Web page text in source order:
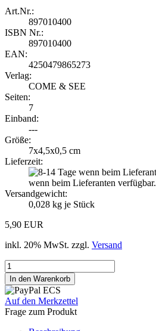
Art.Nr.:
897010400
ISBN Nr.:
897010400
EAN:
4250479865273
Verlag:
COME & SEE
Seiten:
7
Einband:
---
Größe:
7x4,5x0,5 cm
Lieferzeit:
wenn beim Lieferanten verfügbar.
Versandgewicht:
0,028 kg je Stück
5,90 EUR
inkl. 20% MwSt. zzgl. Versand
Auf den Merkzettel
Frage zum Produkt